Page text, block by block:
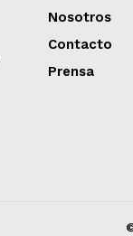
Nosotros
Contacto
Prensa